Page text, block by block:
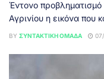
Έντονο προβληματισμό
Αγρινίου η εικόνα
BY ΣΥΝΤΑΚΤΙΚΉ ΟΜΆΔΑ